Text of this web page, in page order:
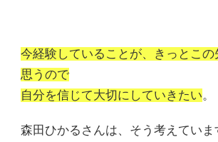
今経験していることが、きっとこの
思うので
自分を信じて大切にしていきたい。
森田ひかるさんは、そう考えていま